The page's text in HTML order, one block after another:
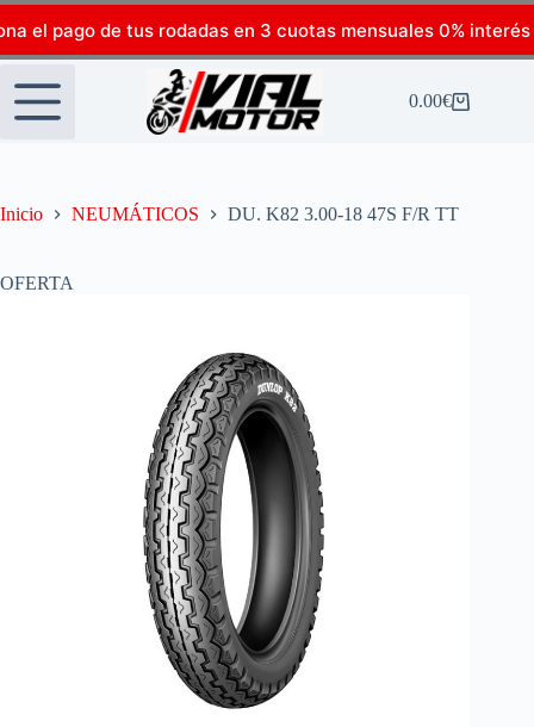
el pago de tus rodadas en 3 cuotas mensuales 0% interés
0.00€
Inicio NEUMÁTICOS DU. K82 3.00-18 47S F/R TT
OFERTA